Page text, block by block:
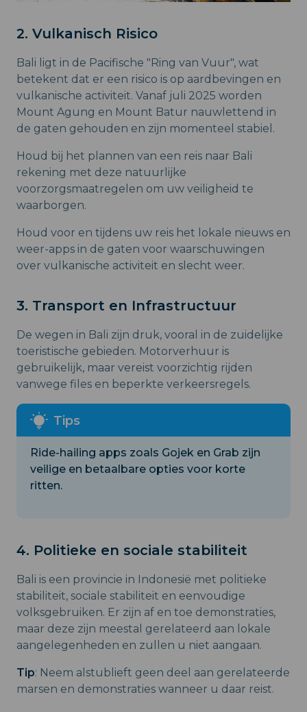
2. Vulkanisch Risico
Bali ligt in de Pacifische "Ring van Vuur", wat
betekent dat er een risico is op aardbevingen en
vulkanische activiteit. Vanaf juli 2025 worden
Mount Agung en Mount Batur nauwlettend in
de gaten gehouden en zijn momenteel stabiel.
Houd bij het plannen van een reis naar Bali
rekening met deze natuurlijke
voorzorgsmaatregelen om uw veiligheid te
waarborgen.
Houd voor en tijdens uw reis het lokale nieuws en
weer-apps in de gaten voor waarschuwingen
over vulkanische activiteit en slecht weer.
3. Transport en Infrastructuur
De wegen in Bali zijn druk, vooral in de zuidelijke
toeristische gebieden. Motorverhuur is
gebruikelijk, maar vereist voorzichtig rijden
vanwege files en beperkte verkeersregels.
Ride-hailing apps zoals Gojek en Grab zijn
veilige en betaalbare opties voor korte
ritten.
4. Politieke en sociale stabiliteit
Bali is een provincie in Indonesië met politieke
stabiliteit, sociale stabiliteit en eenvoudige
volksgebruiken. Er zijn af en toe demonstraties,
maar deze zijn meestal gerelateerd aan lokale
aangelegenheden en zullen u niet aangaan.
Tip: Neem alstublieft geen deel aan gerelateerde
marsen en demonstraties wanneer u daar reist.